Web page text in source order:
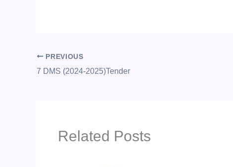
PREVIOUS
7 DMS (2024-2025)Tender
Related Posts